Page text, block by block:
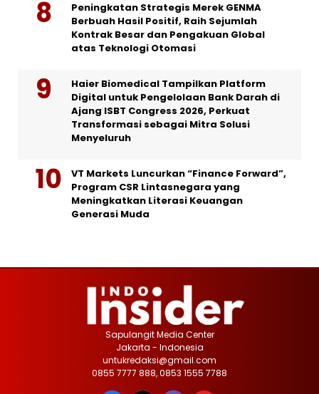
Peningkatan Strategis Merek GENMA
Berbuah Hasil Positif, Raih Sejumlah
Kontrak Besar dan Pengakuan Global
atas Teknologi Otomasi
Haier Biomedical Tampilkan Platform
Digital untuk Pengelolaan Bank Darah di
Ajang ISBT Congress 2026, Perkuat
Transformasi sebagai Mitra Solusi
Menyeluruh
VT Markets Luncurkan “Finance Forward”,
Program CSR Lintasnegara yang
Meningkatkan Literasi Keuangan
Generasi Muda
Sapulangit Media Center
Jakarta - Indonesia
untukredaksi@gmail.com
0855 7777 888, 0853 1555 7788